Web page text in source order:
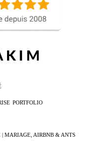
PORTFOLIO
| MARIAGE, AIRBNB & ANTS